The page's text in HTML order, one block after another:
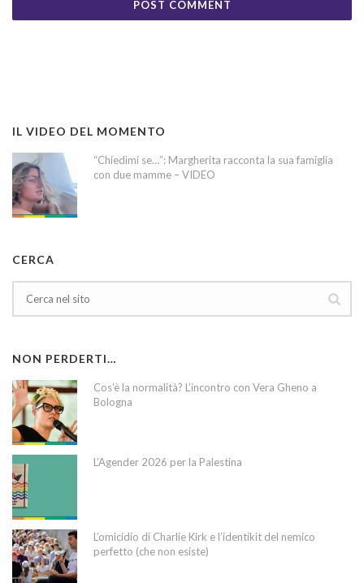
IL VIDEO DEL MOMENTO
“Chiedimi se…”: Margherita racconta la sua famiglia
con due mamme – VIDEO
CERCA
NON PERDERTI…
Cos’è la normalità? L’incontro con Vera Gheno a
Bologna
L’Agender 2026 per la Palestina
L’omicidio di Charlie Kirk e l’identikit del nemico
perfetto (che non esiste)